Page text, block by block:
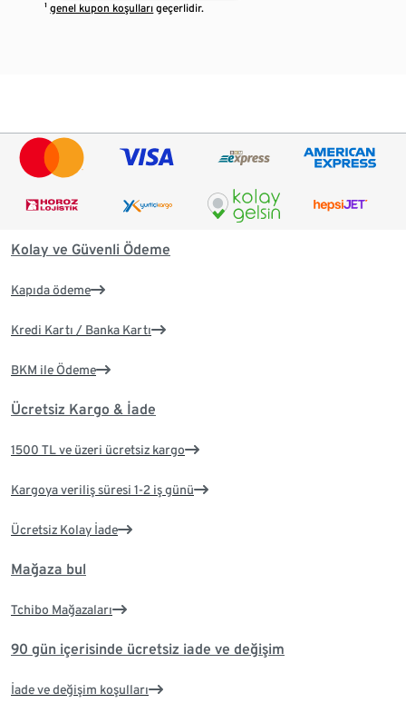
¹genel kupon koşulları geçerlidir.
Kolay ve Güvenli Ödeme
Kapıda ödeme
Kredi Kartı / Banka Kartı
BKM ile Ödeme
Ücretsiz Kargo & İade
1500 TL ve üzeri ücretsiz kargo
Kargoya veriliş süresi 1-2 iş günü
Ücretsiz Kolay İade
Mağaza bul
Tchibo Mağazaları
90 gün içerisinde ücretsiz iade ve değişim
İade ve değişim koşulları